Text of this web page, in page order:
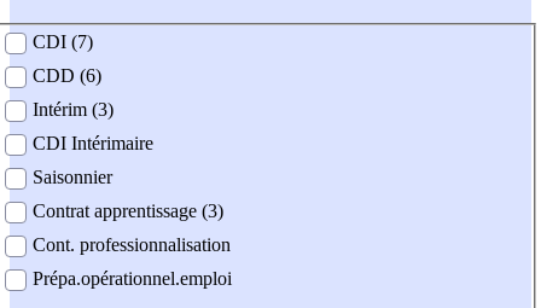
contrat
CDI (7)
CDD (6)
Intérim (3)
CDI Intérimaire
Saisonnier
Contrat apprentissage (3)
Cont. professionnalisation
Prépa.opérationnel.emploi